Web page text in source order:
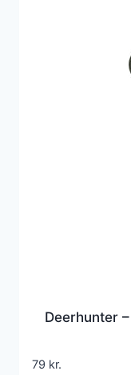
Deerhunter
79 kr.